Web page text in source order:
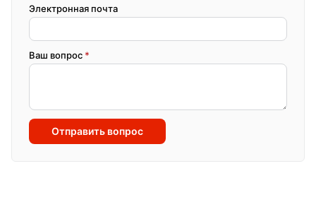
Электронная почта
Ваш вопрос *
Отправить вопрос